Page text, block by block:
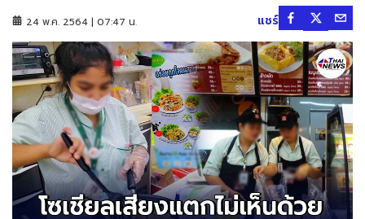
24 พ.ค. 2564 | 07:47 น. แชร์